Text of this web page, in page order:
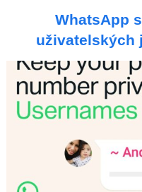
WhatsApp
uživatelských